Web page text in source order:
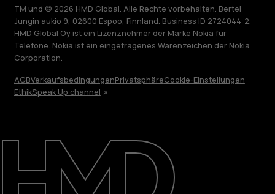
Reparieren, wiederverwenden, recyceln
Nachhaltigkeit
Support
TM und © 2026 HMD Global. Alle Rechte vorbehalten. Bertel
Jungin aukio 9, 02600 Espoo, Finnland. Business ID 2724044-2.
HMD Global Oy ist ein Lizenznehmer der Marke Nokia für
Telefone. Nokia ist ein eingetragenes Warenzeichen der Nokia
Corporation.
AGBVerkaufsbedingungenPrivatsphäreCookie-Einstellungen
EthikSpeak Up channel